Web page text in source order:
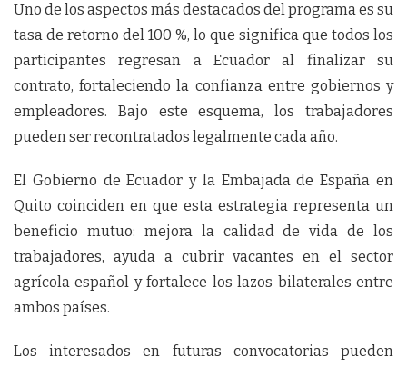
Uno de los aspectos más destacados del programa es su
tasa de retorno del 100 %, lo que significa que todos los
participantes regresan a Ecuador al finalizar su
contrato, fortaleciendo la confianza entre gobiernos y
empleadores. Bajo este esquema, los trabajadores
pueden ser recontratados legalmente cada año.
El Gobierno de Ecuador y la Embajada de España en
Quito coinciden en que esta estrategia representa un
beneficio mutuo: mejora la calidad de vida de los
trabajadores, ayuda a cubrir vacantes en el sector
agrícola español y fortalece los lazos bilaterales entre
ambos países.
Los interesados en futuras convocatorias pueden